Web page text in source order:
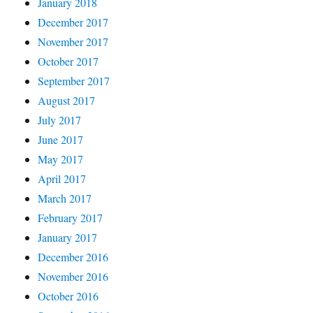
December 2017
November 2017
October 2017
September 2017
August 2017
July 2017
June 2017
May 2017
April 2017
March 2017
February 2017
January 2017
December 2016
November 2016
October 2016